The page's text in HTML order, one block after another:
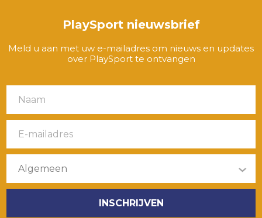
PlaySport nieuwsbrief
Meld u aan met uw e-mailadres om nieuws en updates
over PlaySport te ontvangen